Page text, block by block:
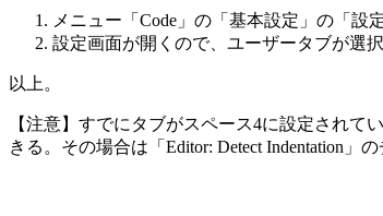
メニュー「Code」の「基本設定」の「設
設定画面が開くので、ユーザータブが選
以上。
【注意】すでにタブがスペース4に設定され
きる。その場合は「Editor: Detect Indentation」